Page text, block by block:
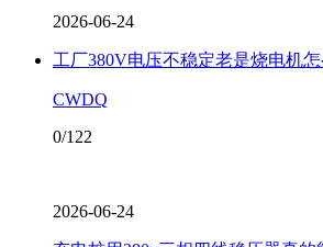
2026-06-24
工厂380V电压不稳定老是烧电机怎
CWDQ
0/122
2026-06-24